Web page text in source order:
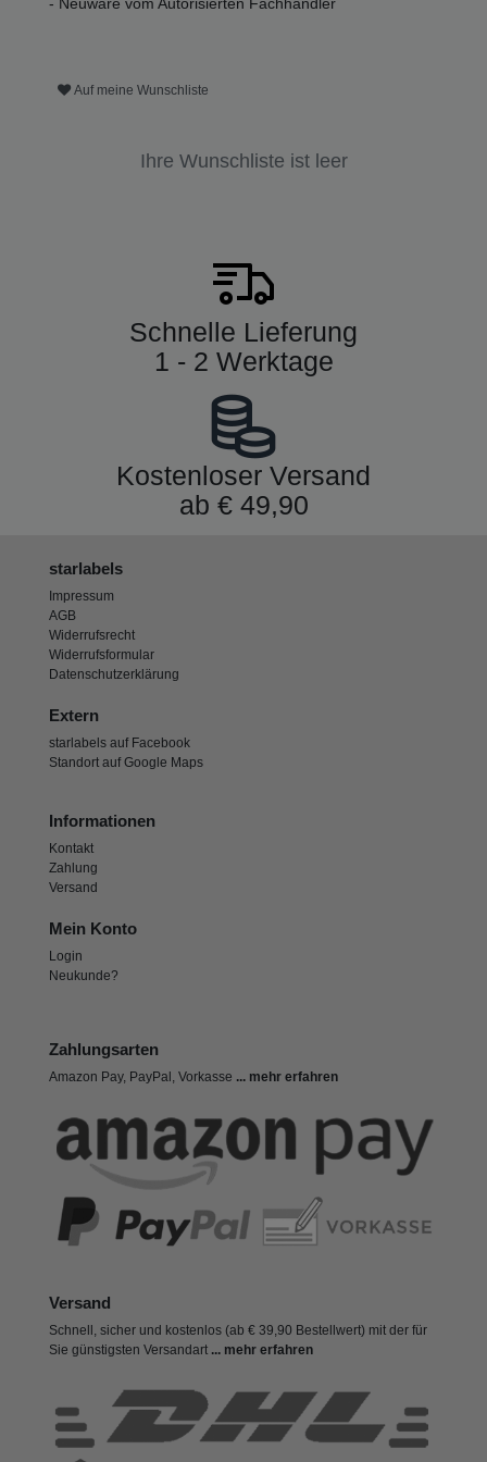
Auf meine Wunschliste
Ihre Wunschliste ist leer
Schnelle Lieferung
1 - 2 Werktage
Kostenloser Versand
ab € 49,90
starlabels
Impressum
AGB
Widerrufsrecht
Widerrufsformular
Datenschutzerklärung
Extern
starlabels auf Facebook
Standort auf Google Maps
Informationen
Kontakt
Zahlung
Versand
Mein Konto
Login
Neukunde?
Zahlungsarten
Amazon Pay, PayPal, Vorkasse ... mehr erfahren
Versand
Schnell, sicher und kostenlos (ab € 39,90 Bestellwert) mit der für
Sie günstigsten Versandart ... mehr erfahren